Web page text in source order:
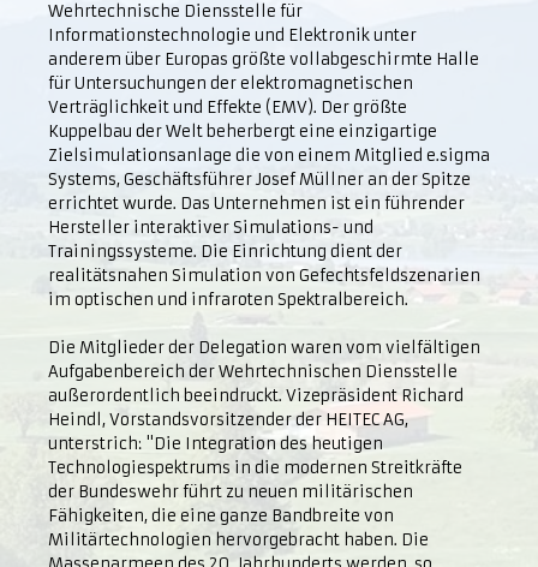
Wehrtechnische Diensstelle für
Informationstechnologie und Elektronik unter
anderem über Europas größte vollabgeschirmte Halle
für Untersuchungen der elektromagnetischen
Verträglichkeit und Effekte (EMV). Der größte
Kuppelbau der Welt beherbergt eine einzigartige
Zielsimulationsanlage die von einem Mitglied e.sigma
Systems, Geschäftsführer Josef Müllner an der Spitze
errichtet wurde. Das Unternehmen ist ein führender
Hersteller interaktiver Simulations- und
Trainingssysteme. Die Einrichtung dient der
realitätsnahen Simulation von Gefechtsfeldszenarien
im optischen und infraroten Spektralbereich.
Die Mitglieder der Delegation waren vom vielfältigen
Aufgabenbereich der Wehrtechnischen Diensstelle
außerordentlich beeindruckt. Vizepräsident Richard
Heindl, Vorstandsvorsitzender der HEITEC AG,
unterstrich: "Die Integration des heutigen
Technologiespektrums in die modernen Streitkräfte
der Bundeswehr führt zu neuen militärischen
Fähigkeiten, die eine ganze Bandbreite von
Militärtechnologien hervorgebracht haben. Die